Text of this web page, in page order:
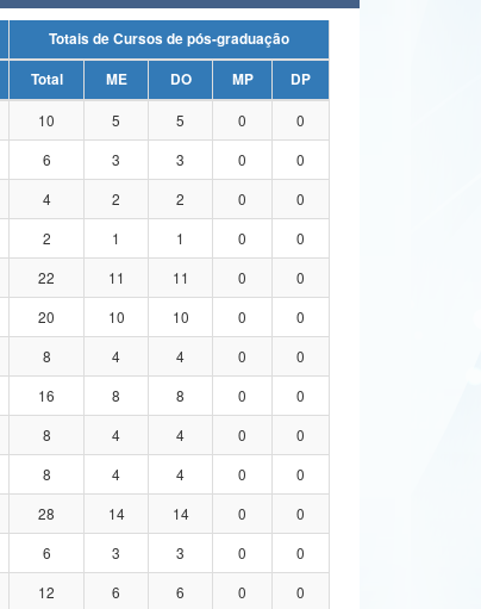
Totais de Cursos de pós-graduação
Total ME DO MP
DP
10 5 5 0
0
6 3 3 0
0
4 2 2 0
0
2 1 1 0
0
22 11 11 0
0
20 10 10 0
0
8 4 4 0
0
16 8 8 0
0
8 4 4 0
0
8 4 4 0
0
28 14 14 0
0
6 3 3 0
0
12 6 6 0
0